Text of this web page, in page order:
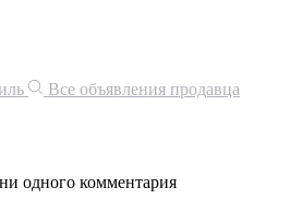
Все объявления продавца
одного комментария